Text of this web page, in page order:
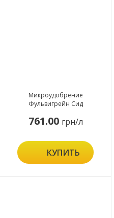
Микроудобрение
Фульвигрейн Сид
761.00 грн/л
КУПИТЬ